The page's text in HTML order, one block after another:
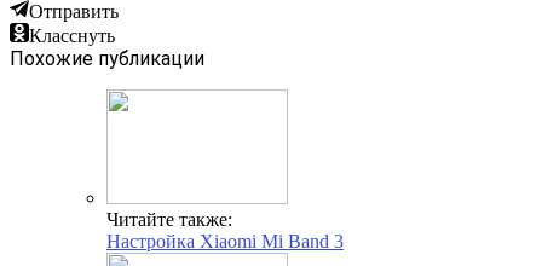
Отправить
Класснуть
Похожие публикации
Читайте также:
Настройка Xiaomi Mi Band 3